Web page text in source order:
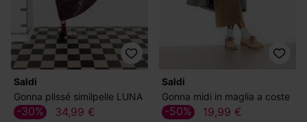
Saldi
Gonna plissé similpelle LUNA
34,99 €
-30%
Saldi
Gonna midi in maglia a coste
19,99 €
-50%